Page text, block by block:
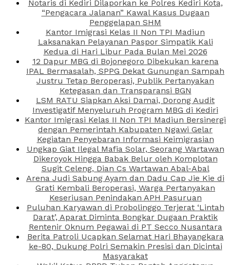
Notaris di Kediri Dilaporkan ke Polres Kediri Kota,
“Pengacara Jalanan” Kawal Kasus Dugaan
Penggelapan SHM
Kantor Imigrasi Kelas II Non TPI Madiun
Laksanakan Pelayanan Paspor Simpatik Kali
Kedua di Hari Libur Pada Bulan Mei 2026
12 Dapur MBG di Bojonegoro Dibekukan karena
IPAL Bermasalah, SPPG Dekat Gunungan Sampah
Justru Tetap Beroperasi, Publik Pertanyakan
Ketegasan dan Transparansi BGN
LSM RATU Siapkan Aksi Damai, Dorong Audit
Investigatif Menyeluruh Program MBG di Kediri
Kantor Imigrasi Kelas II Non TPI Madiun Bersinergi
dengan Pemerintah Kabupaten Ngawi Gelar
Kegiatan Penyebaran Informasi Keimigrasian
Ungkap Giat Ilegal Mafia Solar, Seorang Wartawan
Dikeroyok Hingga Babak Belur oleh Komplotan
Sugit Celeng, Dian Cs Wartawan Abal-Abal
Arena Judi Sabung Ayam dan Dadu Cap Jie Kie di
Grati Kembali Beroperasi, Warga Pertanyakan
Keseriusan Penindakan APH Pasuruan
Puluhan Karyawan di Probolinggo Terjerat ‘Lintah
Darat’, Aparat Diminta Bongkar Dugaan Praktik
Rentenir Oknum Pegawai di PT Secco Nusantara
Berita Patroli Ucapkan Selamat Hari Bhayangkara
ke-80, Dukung Polri Semakin Presisi dan Dicintai
Masyarakat